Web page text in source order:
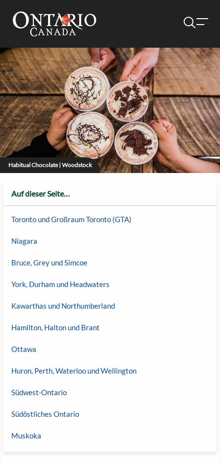
Habitual Chocolate | Woodstock
Auf dieser Seite…
Toronto und Großraum Toronto (GTA)
Niagara
Bruce, Grey und Simcoe
York, Durham und Headwaters
Kawarthas und Northumberland
Hamilton, Halton und Brant
Ottawa
Huron, Perth, Waterloo und Wellington
Südwest-Ontario
Südöstliches Ontario
Muskoka